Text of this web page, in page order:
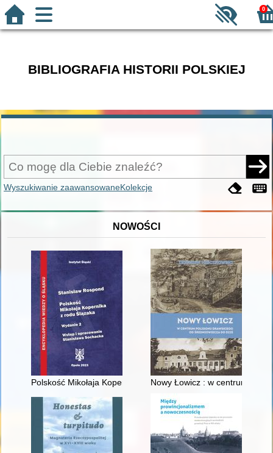
0
BIBLIOGRAFIA HISTORII POLSKIEJ
Wyszukiwanie zaawansowaneKolekcje
NOWOŚCI
Polskość Mikołaja Kopernika z rodu ŚlązakaNowy Łowicz : w centrum